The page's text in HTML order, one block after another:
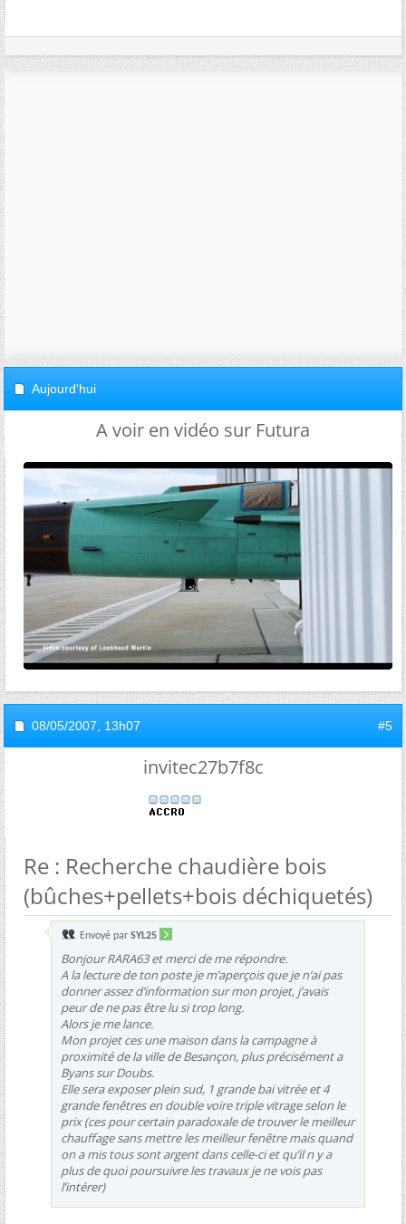
Aujourd'hui
A voir en vidéo sur Futura
08/05/2007, 13h07 #5
invitec27b7f8c
Re : Recherche chaudière bois
(bûches+pellets+bois déchiquetés)
Envoyé par SYL25
Bonjour RARA63 et merci de me répondre.
A la lecture de ton poste je m’aperçois que je n’ai pas
donner assez d’information sur mon projet, j’avais
peur de ne pas être lu si trop long.
Alors je me lance.
Mon projet ces une maison dans la campagne à
proximité de la ville de Besançon, plus précisément a
Byans sur Doubs.
Elle sera exposer plein sud, 1 grande bai vitrée et 4
grande fenêtres en double voire triple vitrage selon le
prix (ces pour certain paradoxale de trouver le meilleur
chauffage sans mettre les meilleur fenêtre mais quand
on a mis tous sont argent dans celle-ci et qu’il n y a
plus de quoi poursuivre les travaux je ne vois pas
l’intérer)